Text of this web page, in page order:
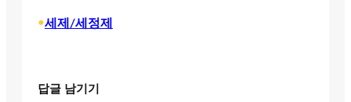
•세제/세정제
답글 남기기